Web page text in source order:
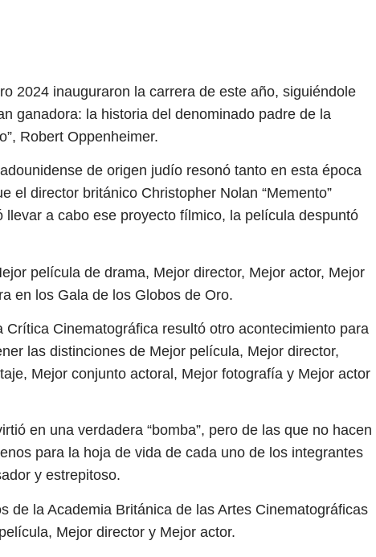
2024 inauguraron la carrera de este año, siguiéndole
ganadora: la historia del denominado padre de la
Robert Oppenheimer.
de origen judío resonó tanto en esta época
el director británico Christopher Nolan “Memento”
llevar a cabo ese proyecto fílmico, la película despuntó
película de drama, Mejor director, Mejor actor, Mejor
en los Gala de los Globos de Oro.
Cinematográfica resultó otro acontecimiento para
las distinciones de Mejor película, Mejor director,
Mejor conjunto actoral, Mejor fotografía y Mejor actor
en una verdadera “bomba”, pero de las que no hacen
para la hoja de vida de cada uno de los integrantes
y estrepitoso.
de la Academia Británica de las Artes Cinematográficas
Mejor director y Mejor actor.